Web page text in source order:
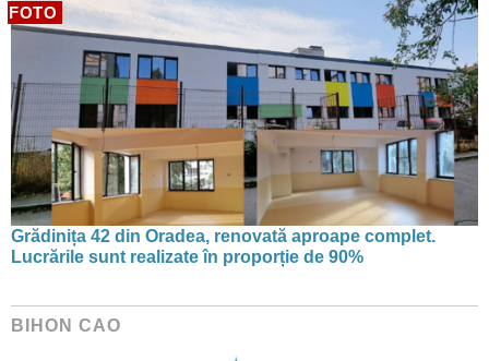
FOTO
Grădinița 42 din Oradea, renovată aproape complet.
Lucrările sunt realizate în proporție de 90%
BIHON CAO